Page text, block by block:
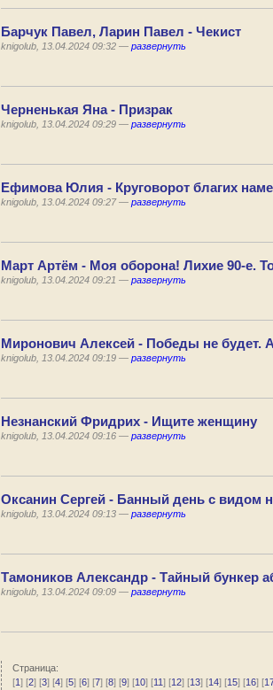
Барчук Павел, Ларин Павел - Чекист
knigolub, 13.04.2024 09:32 — развернуть
Черненькая Яна - Призрак
knigolub, 13.04.2024 09:29 — развернуть
Ефимова Юлия - Круговорот благих
knigolub, 13.04.2024 09:27 — развернуть
Март Артём - Моя оборона! Лихие 90-е.
knigolub, 13.04.2024 09:21 — развернуть
Миронович Алексей - Победы не будет.
knigolub, 13.04.2024 09:19 — развернуть
Незнанский Фридрих - Ищите женщину
knigolub, 13.04.2024 09:16 — развернуть
Оксанин Сергей - Банный день с видом
knigolub, 13.04.2024 09:13 — развернуть
Тамоников Александр - Тайный бункер
knigolub, 13.04.2024 09:09 — развернуть
Страница:
[1] [2] [3] [4] [5] [6] [7] [8] [9] [10] [11] [12] [13] [14] [15] [16] [